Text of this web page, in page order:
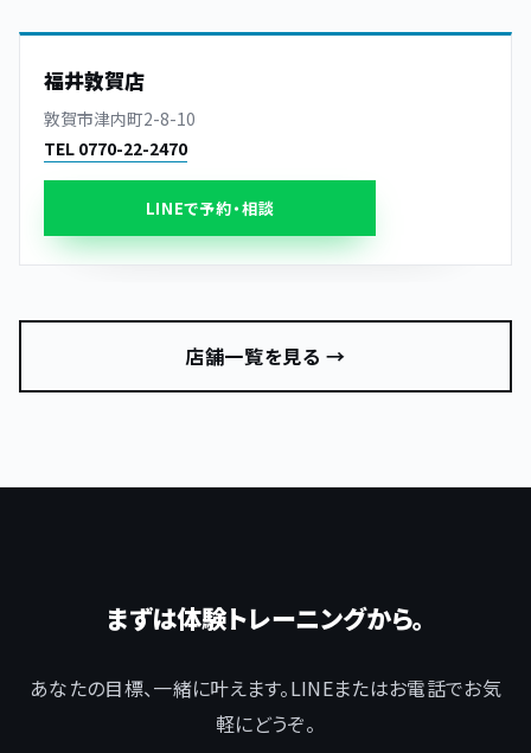
福井敦賀店
敦賀市津内町2-8-10
TEL 0770-22-2470
LINEで予約・相談
店舗一覧を見る →
まずは体験トレーニングから。
あなたの目標、一緒に叶えます。LINEまたはお電話でお気
軽にどうぞ。